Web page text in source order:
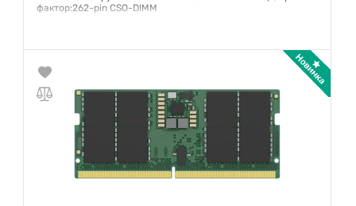
фактор:262-pin CSO-DIMM